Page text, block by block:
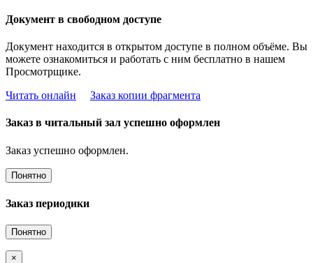
Документ в свободном доступе
Документ находится в открытом доступе в полном объёме. Вы
можете ознакомиться и работать с ним бесплатно в нашем
Просмотрщике.
Читать онлайн
Заказ копии фрагмента
Заказ в читальный зал успешно оформлен
Заказ успешно оформлен.
Понятно
Заказ периодики
Понятно
×